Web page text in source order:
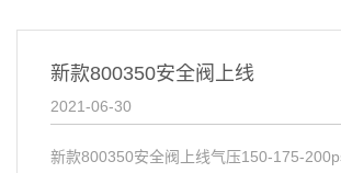
新款800350安全阀上线
2021-06-30
新款800350安全阀上线气压150-175-